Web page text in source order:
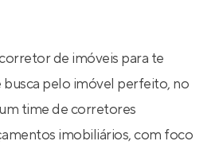
de imóveis para te
busca pelo imóvel perfeito, no
time de corretores
imobiliários, com foco